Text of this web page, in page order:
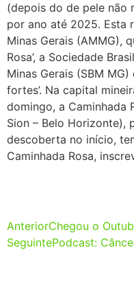
(depois do de pele não
por ano até 2025. Esta
Minas Gerais (AMMG),
Rosa’, a Sociedade
Minas Gerais (SBM
fortes’. Na capital
domingo, a Caminhada
Sion – Belo Horizonte),
descoberta no início,
Caminhada Rosa,
AnteriorChegou o
SeguintePodcast: